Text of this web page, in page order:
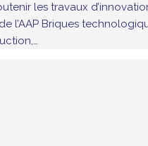
les travaux
l’AAP Briques